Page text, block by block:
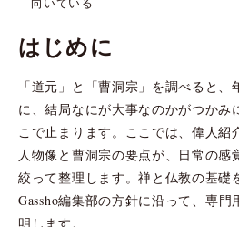
はじめに
「道元」と「曹洞宗」を調べると
に、結局なにが大事なのかがつか
こで止まります。ここでは、偉人紹
人物像と曹洞宗の要点が、日常の感
絞って整理します。禅と仏教の基礎
Gassho編集部の方針に沿って、専門
明します。